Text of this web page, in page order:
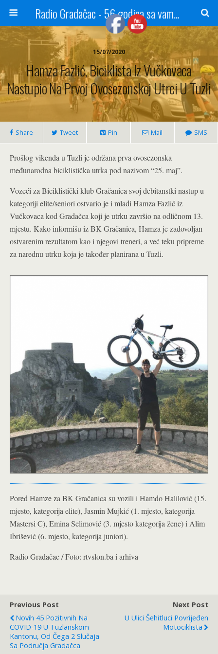
Radio Gradačac - 56 godina sa vama...
15/07/2020
Hamza Fazlić, Biciklista Iz Vučkovaca
Nastupio Na Prvoj Ovosezonskoj Utrci U Tuzli
Share Tweet Pin Mail SMS
Prošlog vikenda u Tuzli je održana prva ovosezonska
međunarodna biciklistička utrka pod nazivom “25. maj”.
Vozeći za Biciklistički klub Gračanica svoj debitanstki nastup u
kategoriji elite/seniori ostvario je i mladi Hamza Fazlić iz
Vučkovaca kod Gradačca koji je utrku završio na odličnom 13.
mjestu. Kako informišu iz BK Gračanica, Hamza je zadovoljan
ostvarenim rezultatom kao i njegovi treneri, a već teku pripreme
za narednu utrku koja je također planirana u Tuzli.
Pored Hamze za BK Gračanica su vozili i Hamdo Halilović (15.
mjesto, kategorija elite), Jasmin Mujkić (1. mjesto, kategorija
Mastersi C), Emina Selimović (3. mjesto kategorija žene) i Alim
Ibrišević (6. mjesto, kategorija juniori).
Radio Gradačac / Foto: rtvslon.ba i arhiva
Previous Post
Novih 45 Pozitivnih Na
COVID-19 U Tuzlanskom
Kantonu, Od Čega 2 Slučaja
Sa Područja Gradačca
Next Post
U Ulici Šehitluci Povrijeđen
Motociklista